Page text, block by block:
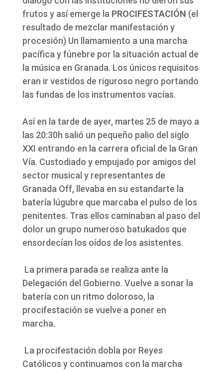
frutos y así emerge la PROCIFESTACIÓN (el
resultado de mezclar manifestación y
procesión) Un llamamiento a una marcha
pacífica y fúnebre por la situación actual de
la música en Granada. Los únicos requisitos
eran ir vestidos de riguroso negro portando
las fundas de los instrumentos vacías.
Así en la tarde de ayer, martes 25 de mayo a
las 20:30h salió un pequeño palio del siglo
XXI entrando en la carrera oficial de la Gran
Vía. Custodiado y empujado por amigos del
sector musical y representantes de
Granada Off, llevaba en su estandarte la
batería lúgubre que marcaba el pulso de los
penitentes. Tras ellos caminaban al paso del
dolor un grupo numeroso batukados que
ensordecían los oídos de los asistentes.
La primera parada se realiza ante la
Delegación del Gobierno. Vuelve a sonar la
batería con un ritmo doloroso, la
procifestación se vuelve a poner en
marcha.
La procifestación dobla por Reyes
Católicos y continuamos con la marcha